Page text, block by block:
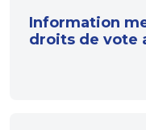
Information
droits de vote